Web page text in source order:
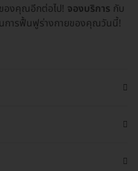
ของคุณอีกต่อไป! จองบริการ กับ
การฟื้นฟูร่างกายของคุณวันนี้!